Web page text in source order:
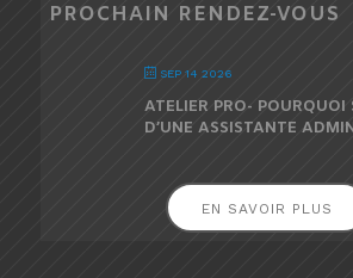
PROCHAIN RENDEZ-VOUS
SEP 14 2026
ATELIER PRO- POURQUOI
D’UNE ASSISTANTE
EN SAVOIR PLUS